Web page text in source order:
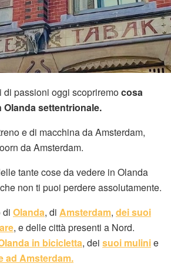
passioni oggi scopriremocosa
settentrionale.
e di macchina da Amsterdam,
da Amsterdam.
tante cose da vedere in Olanda
non ti puoi perdere assolutamente.
di Olanda, di Amsterdam, dei suoi
, e delle città presenti a Nord.
in bicicletta, dei suoi mulinie
ad Amsterdam.